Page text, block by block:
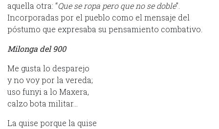
aquella otra: “Que se ropa pero que no se doble”.
Incorporadas por el pueblo como el mensaje del
póstumo que expresaba su pensamiento combativo.
Milonga del 900
Me gusta lo desparejo
y no voy por la vereda;
uso funyi a lo Maxera,
calzo bota militar…
La quise porque la quise